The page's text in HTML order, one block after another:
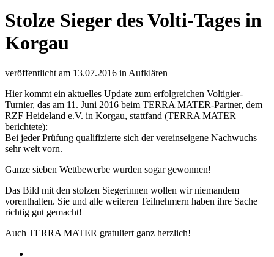
Stolze Sieger des Volti-Tages in
Korgau
veröffentlicht am 13.07.2016 in Aufklären
Hier kommt ein aktuelles Update zum erfolgreichen Voltigier-
Turnier, das am 11. Juni 2016 beim TERRA MATER-Partner, dem
RZF Heideland e.V. in Korgau, stattfand (TERRA MATER
berichtete):
Bei jeder Prüfung qualifizierte sich der vereinseigene Nachwuchs
sehr weit vorn.
Ganze sieben Wettbewerbe wurden sogar gewonnen!
Das Bild mit den stolzen Siegerinnen wollen wir niemandem
vorenthalten. Sie und alle weiteren Teilnehmern haben ihre Sache
richtig gut gemacht!
Auch TERRA MATER gratuliert ganz herzlich!